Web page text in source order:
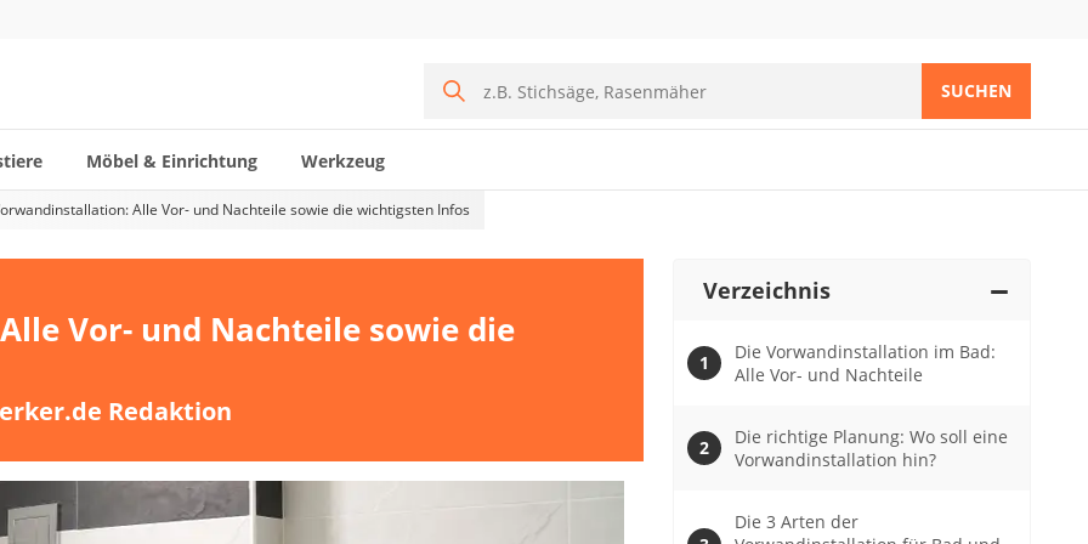
SUCHEN
Möbel & Einrichtung Werkzeug
Alle Vor- und Nachteile sowie die wichtigsten Infos
Vor- und Nachteile sowie die
Redaktion
Verzeichnis
Die Vorwandinstallation im Bad:
Alle Vor- und Nachteile
Die richtige Planung: Wo soll eine
Vorwandinstallation hin?
Die 3 Arten der